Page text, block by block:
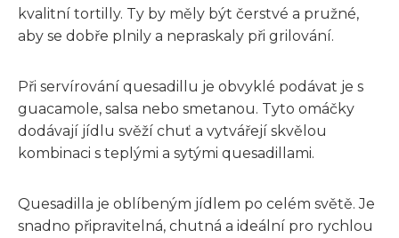
kvalitní tortilly. Ty by měly být čerstvé a pružné,
aby se dobře plnily a nepraskaly při grilování.
Při servírování quesadillu je obvyklé podávat je s
guacamole, salsa nebo smetanou. Tyto omáčky
dodávají jídlu svěží chuť a vytvářejí skvělou
kombinaci s teplými a sytými quesadillami.
Quesadilla je oblíbeným jídlem po celém světě. Je
snadno připravitelná, chutná a ideální pro rychlou